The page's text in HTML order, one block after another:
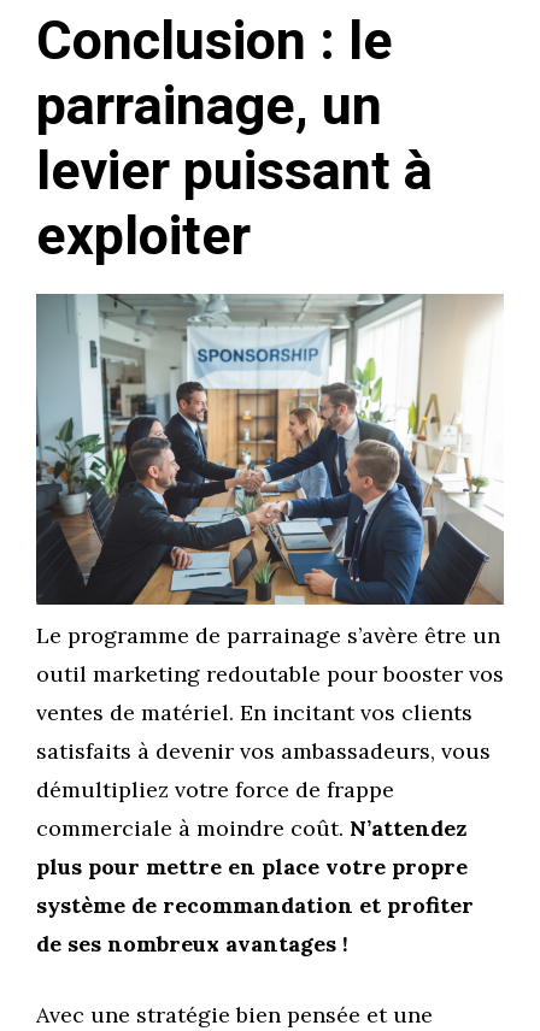
Conclusion : le
parrainage, un
levier puissant à
exploiter
Le programme de parrainage s’avère être un
outil marketing redoutable pour booster vos
ventes de matériel. En incitant vos clients
satisfaits à devenir vos ambassadeurs, vous
démultipliez votre force de frappe
commerciale à moindre coût. N’attendez
plus pour mettre en place votre propre
système de recommandation et profiter
de ses nombreux avantages !
Avec une stratégie bien pensée et une